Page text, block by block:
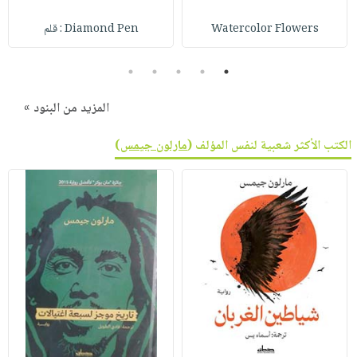
Watercolor Flowers Diamond Pen : قلم
1
2
3
4
5
المزيد من البنود »
الكتب الأكثر شعبية لنفس المؤلف (مارلون جيمس)